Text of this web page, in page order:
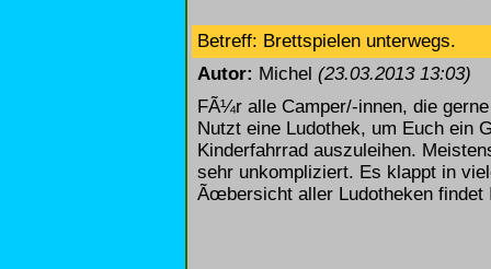
Betreff: Brettspielen unterwegs.
Autor: Michel (23.03.2013 13:03)
FÃ¼r alle Camper/-innen, die
Nutzt eine Ludothek, um Euch ein
Kinderfahrrad auszuleihen.
sehr unkompliziert. Es klappt in
Ãœbersicht aller Ludotheken findet